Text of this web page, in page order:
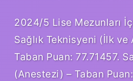
2024/5 Lise Mezunları
Sağlık Teknisyeni (İlk ve
Taban Puan: 77.71457.
(Anestezi) – Taban